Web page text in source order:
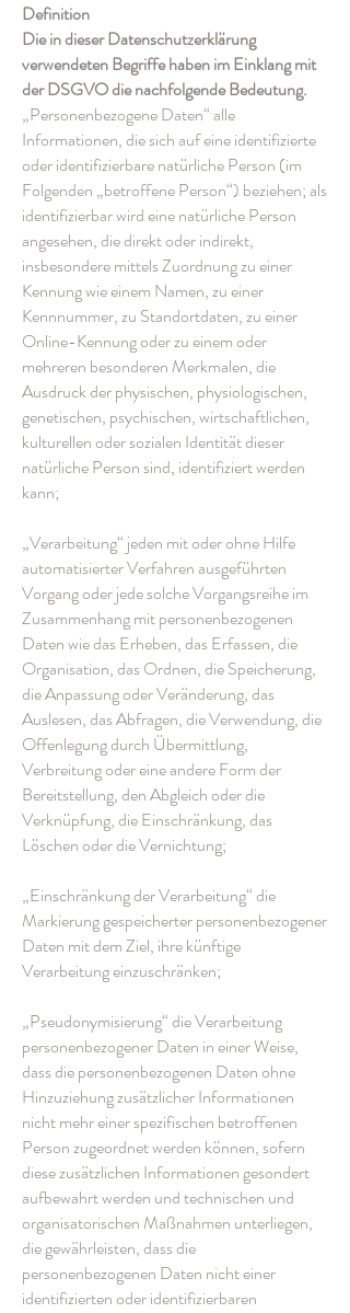
Definition
Die in dieser Datenschutzerklärung
verwendeten Begriffe haben im Einklang mit
der DSGVO die nachfolgende Bedeutung.
„Personenbezogene Daten“ alle
Informationen, die sich auf eine identifizierte
oder identifizierbare natürliche Person (im
Folgenden „betroffene Person“) beziehen; als
identifizierbar wird eine natürliche Person
angesehen, die direkt oder indirekt,
insbesondere mittels Zuordnung zu einer
Kennung wie einem Namen, zu einer
Kennnummer, zu Standortdaten, zu einer
Online-Kennung oder zu einem oder
mehreren besonderen Merkmalen, die
Ausdruck der physischen, physiologischen,
genetischen, psychischen, wirtschaftlichen,
kulturellen oder sozialen Identität dieser
natürliche Person sind, identifiziert werden
kann;
„Verarbeitung“ jeden mit oder ohne Hilfe
automatisierter Verfahren ausgeführten
Vorgang oder jede solche Vorgangsreihe im
Zusammenhang mit personenbezogenen
Daten wie das Erheben, das Erfassen, die
Organisation, das Ordnen, die Speicherung,
die Anpassung oder Veränderung, das
Auslesen, das Abfragen, die Verwendung, die
Offenlegung durch Übermittlung,
Verbreitung oder eine andere Form der
Bereitstellung, den Abgleich oder die
Verknüpfung, die Einschränkung, das
Löschen oder die Vernichtung;
„Einschränkung der Verarbeitung“ die
Markierung gespeicherter personenbezogener
Daten mit dem Ziel, ihre künftige
Verarbeitung einzuschränken;
„Pseudonymisierung“ die Verarbeitung
personenbezogener Daten in einer Weise,
dass die personenbezogenen Daten ohne
Hinzuziehung zusätzlicher Informationen
nicht mehr einer spezifischen betroffenen
Person zugeordnet werden können, sofern
diese zusätzlichen Informationen gesondert
aufbewahrt werden und technischen und
organisatorischen Maßnahmen unterliegen,
die gewährleisten, dass die
personenbezogenen Daten nicht einer
identifizierten oder identifizierbaren